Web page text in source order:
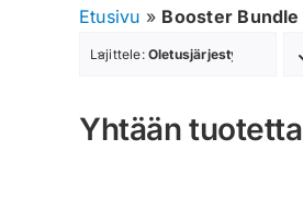
Etusivu » Booster Bundle
Lajittele: Oletusjärjestys
Yhtään